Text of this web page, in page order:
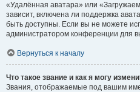
«Удалённая аватара» или
зависит, включена ли поддержка
быть доступны. Если вы не можете
администратором конференции для
Вернуться к началу
Что такое звание и как я могу
Звания, отображаемые под вашим